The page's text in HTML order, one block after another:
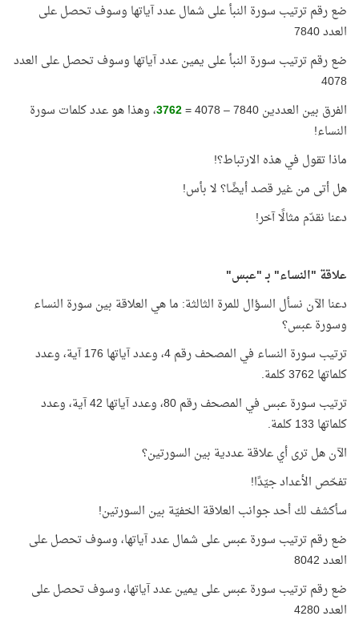
ضع رقم ترتيب سورة النبأ على شمال عدد آياتها وسوف تحصل على
العدد 7840
ضع رقم ترتيب سورة النبأ على يمين عدد آياتها وسوف تحصل على العدد
4078
الفرق بين العددين 7840 – 4078 =
3762، وهذا هو عدد كلمات سورة
النساء!
ماذا تقول في هذه الارتباط؟!
هل أتى من غير قصد أيضًا؟ لا بأس!
دعنا نقدّم مثالًا آخر!
علاقة "النساء" بـ "عبس"
دعنا الآن نسأل السؤال للمرة الثالثة: ما هي العلاقة بين سورة النساء
وسورة عبس؟
ترتيب سورة النساء في المصحف رقم 4، وعدد آياتها 176 آية، وعدد
كلماتها 3762 كلمة.
ترتيب سورة عبس في المصحف رقم 80، وعدد آياتها 42 آية، وعدد
كلماتها 133 كلمة.
الآن هل ترى أي علاقة عددية بين السورتين؟
تفحّص الأعداد جيّدًا!
سأكشف لك أحد جوانب العلاقة الخفيّة بين السورتين!
ضع رقم ترتيب سورة عبس على شمال عدد آياتها، وسوف تحصل على
العدد 8042
ضع رقم ترتيب سورة عبس على يمين عدد آياتها، وسوف تحصل على
العدد 4280